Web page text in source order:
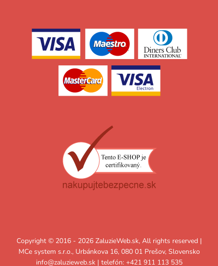
Copyright © 2016 - 2026 ZaluzieWeb.sk, All rights reserved |
MCe system s.r.o., Urbánkova 16, 080 01 Prešov, Slovensko
info@zaluzieweb.sk| telefón: +421 911 113 535